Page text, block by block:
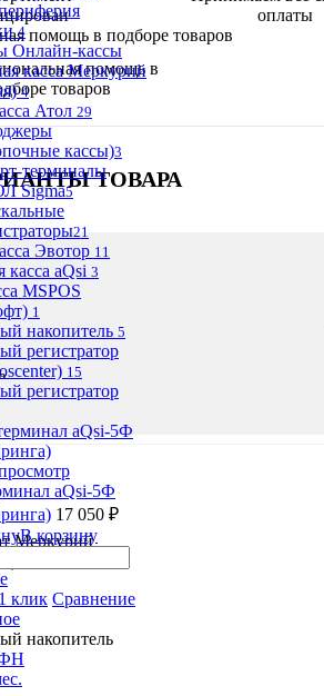
4
Онлайн-кассы
касса Меркурий
4
Атол 29
кассы)3
терминалы
Sigma5
21
Эвотор 11
касса aQsi 3
MSPOS
1
накопитель 5
регистратор
15
регистратор
aQsi-5Ф
17 050 ₽
В корзину
клик Сравнение
накопитель
ФН
оплаты
помощь в
товаров
ТОВАРА
Меркурий